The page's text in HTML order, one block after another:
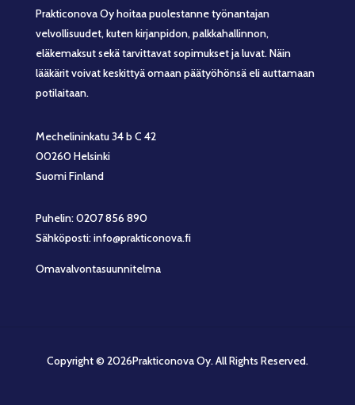
Prakticonova Oy hoitaa puolestanne työnantajan
velvollisuudet, kuten kirjanpidon, palkkahallinnon,
eläkemaksut sekä tarvittavat sopimukset ja luvat. Näin
lääkärit voivat keskittyä omaan päätyöhönsä eli auttamaan
potilaitaan.
Mechelininkatu 34 b C 42
00260 Helsinki
Suomi Finland
Puhelin: 0207 856 890
Sähköposti: info@prakticonova.fi
Omavalvontasuunnitelma
Copyright © 2026Prakticonova Oy. All Rights Reserved.